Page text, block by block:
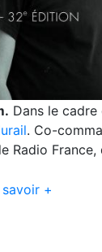
Dans le cadre
. Co-
Radio
savoir +